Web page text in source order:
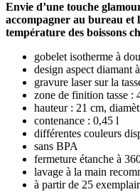
Envie d’une touche
accompagner au bureau et
température des boissons
gobelet isotherme à
design aspect diamant
gravure laser sur la
zone de finition tasse :
hauteur : 21 cm,
contenance : 0,45 l
différentes couleurs
sans BPA
fermeture étanche à
lavage à la main
à partir de 25